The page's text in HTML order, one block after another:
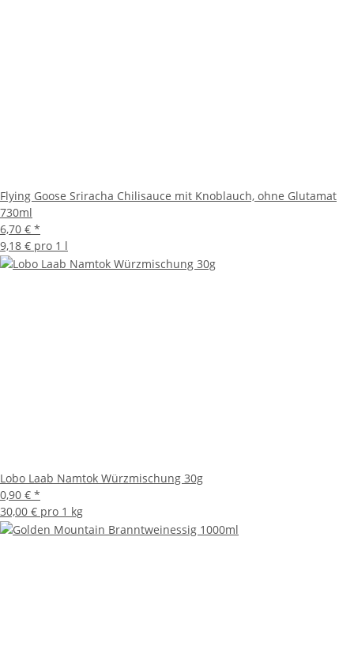
Flying Goose Sriracha Chilisauce mit Knoblauch, ohne Glutamat
730ml
6,70 € *
9,18 € pro 1 l
Lobo Laab Namtok Würzmischung 30g
0,90 € *
30,00 € pro 1 kg